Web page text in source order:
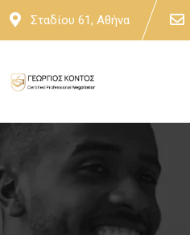
Skip
Σταδίου 61, Αθήνα